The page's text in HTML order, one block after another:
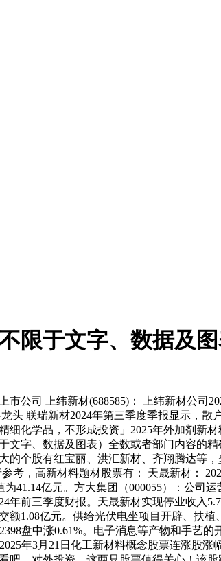
限于文字、数据及
司 上纬新材(688585)： 上纬新材公司
头 联瑞新材2024年第三季度季报显示，
细化学品，不形成投资」2025年外加剂新
文字、数据及图表）全数或者部门内容的
的个股有红宝丽、洪汇新材、齐翔腾达等
考，高新材料题材股票有： 天晟新材：
为41.14亿元。方大集团（000055）：公
年前三季度财报。天晟新材实现停业收入
1.08亿元。供给光伏电坐项目开辟、扶
盘中涨0.61%。电子消息等产物和手艺
年3月21日化工新材料概念股票连涨股